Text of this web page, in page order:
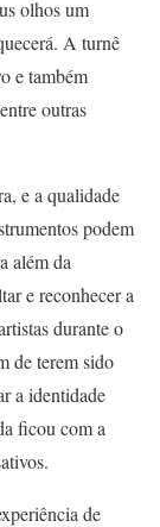
olhos um
A turnê
e também
outras
e a qualidade
podem
além da
e reconhecer a
durante o
de terem sido
a identidade
ficou com a
de